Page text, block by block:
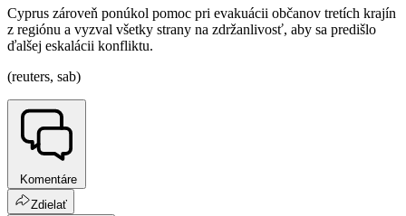
Cyprus zároveň ponúkol pomoc pri evakuácii občanov tretích krajín
z regiónu a vyzval všetky strany na zdržanlivosť, aby sa predišlo
ďalšej eskalácii konfliktu.
(reuters, sab)
Komentáre
Zdielať